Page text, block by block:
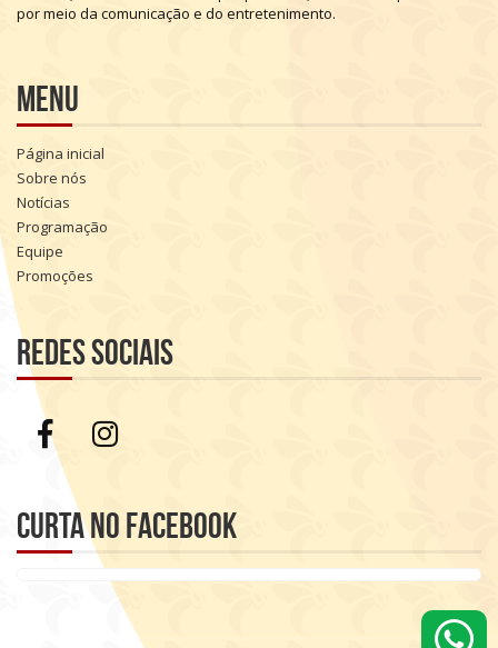
pormeio da comunicação e do entretenimento.
Menu
Página inicial
Sobre nós
Notícias
Programação
Equipe
Promoções
Redes sociais
Curta no Facebook